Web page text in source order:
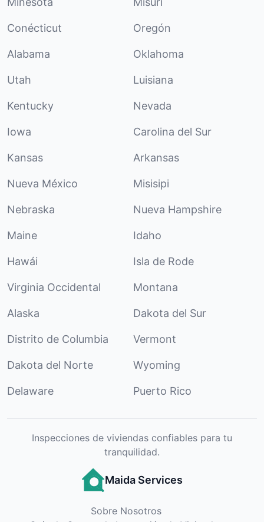
Conécticut Oregón
Alabama Oklahoma
Utah Luisiana
Kentucky Nevada
Iowa Carolina del Sur
Kansas Arkansas
Nueva México Misisipi
Nebraska Nueva Hampshire
Maine Idaho
Hawái Isla de Rode
Virginia Occidental Montana
Alaska Dakota del Sur
Distrito de Columbia Vermont
Dakota del Norte Wyoming
Delaware Puerto Rico
Inspecciones de viviendas confiables para tu
tranquilidad.
Maida Services
Sobre Nosotros